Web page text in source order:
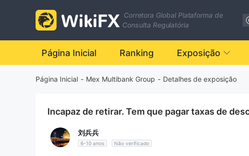
Corretora Global Plataforma de
Consulta Regulatória
Página Inicial Ranking Exposição
Página Inicial - Mex Multibank Group - Detalhes de exposição
Incapaz de retirar. Tem que pagar taxas de
刘兵兵
6-10 anos Não verificado